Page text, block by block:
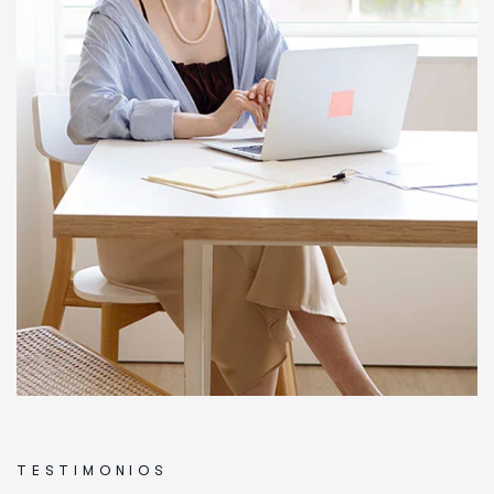
TESTIMONIOS